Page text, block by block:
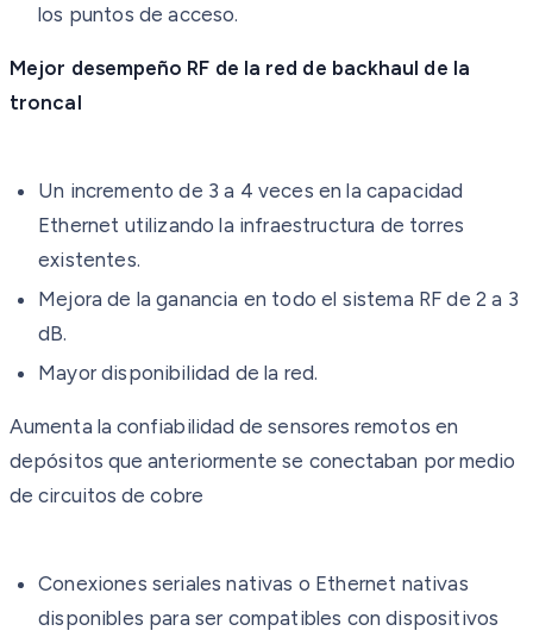
los puntos de acceso.
Mejor desempeño RF de la red de backhaul de la
troncal
Un incremento de 3 a 4 veces en la capacidad
Ethernet utilizando la infraestructura de torres
existentes.
Mejora de la ganancia en todo el sistema RF de 2 a 3
dB.
Mayor disponibilidad de la red.
Aumenta la confiabilidad de sensores remotos en
depósitos que anteriormente se conectaban por medio
de circuitos de cobre
Conexiones seriales nativas o Ethernet nativas
disponibles para ser compatibles con dispositivos